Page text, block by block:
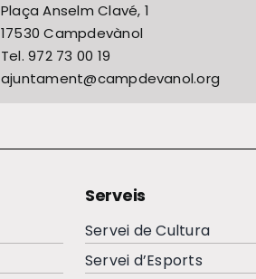
Plaça Anselm Clavé, 1
17530 Campdevànol
Tel. 972 73 00 19
ajuntament@campdevanol.org
Serveis
Servei de Cultura
Servei d’Esports